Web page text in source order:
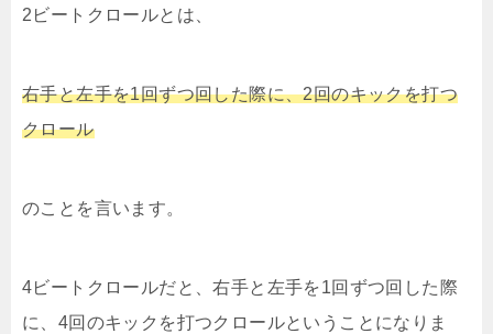
2ビートクロールとは、
右手と左手を1回ずつ回した際に、2回のキックを打つ
クロール
のことを言います。
4ビートクロールだと、右手と左手を1回ずつ回した際
に、4回のキックを打つクロールということになりま